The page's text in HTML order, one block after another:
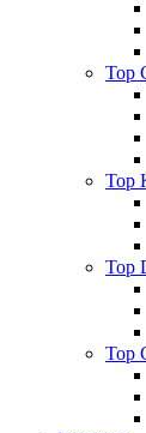
Top
Top
Top
Top